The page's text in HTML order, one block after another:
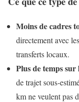
Moins de cadres
directement avec
transferts locaux.
Plus de temps sur
de trajet sous-
km ne veulent pas